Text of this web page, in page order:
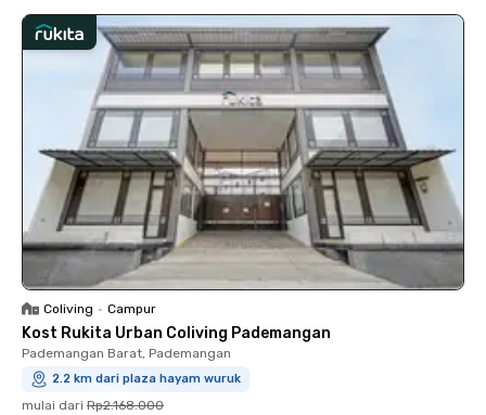
Coliving • Campur
Kost Rukita Urban Coliving Pademangan
Pademangan Barat, Pademangan
2.2 km dari plaza hayam wuruk
mulai dari Rp2.168.000